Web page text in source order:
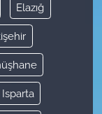
Elazığ
Isparta